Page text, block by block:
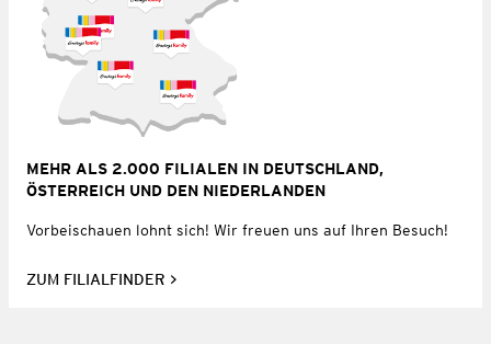
MEHR ALS 2.000 FILIALEN IN DEUTSCHLAND,
ÖSTERREICH UND DEN NIEDERLANDEN
Vorbeischauen lohnt sich! Wir freuen uns auf Ihren Besuch!
ZUM FILIALFINDER